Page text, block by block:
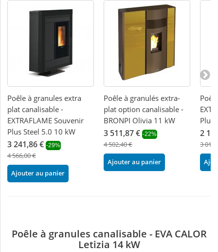
Poêle à granules extra
plat canalisable -
EXTRAFLAME Souvenir
Plus Steel 5.0 10 kW
3 241,86 € -29%
4 566,00 €
Ajouter au panier
Poêle à granulés extra-
plat option canalisable -
BRONPI Olivia 11 kW
3 511,87 € -22%
4 502,40 €
Ajouter au panier
Plus
2
3
Poêle à granules canalisable - EVA CALOR
Letizia 14 kW